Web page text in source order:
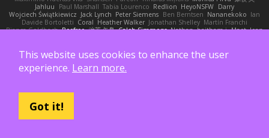
Jahluu
Paul Marshall Tabia Lourenco Redlion HeyoNSFW Darry
Wojciech Świątkiewicz Jack Lynch Peter Siemens Ben Berntsen Nananekoko Ian
Davide Bortoletti Coral Heather Walker Jonathan Shelley Martín Franchi
Bianca Goldbach Beefree 治英 矢島 Caleb Simmons Nathan baitham i Maet Jean
Jack Plummer Temple Simpson Jonathan Diaz Jadriaan
paul paviot
ZerozenSFM tbycae Chloe Kiso
Jonathan Correa Rose
JaaySweeney
Peter Jessiman
Nikki Navaille
This website uses cookies to enhance the user
experience. Learn more.
Got it!